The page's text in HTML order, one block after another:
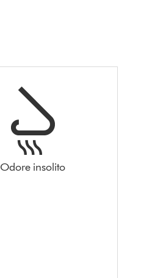
Odore insolito